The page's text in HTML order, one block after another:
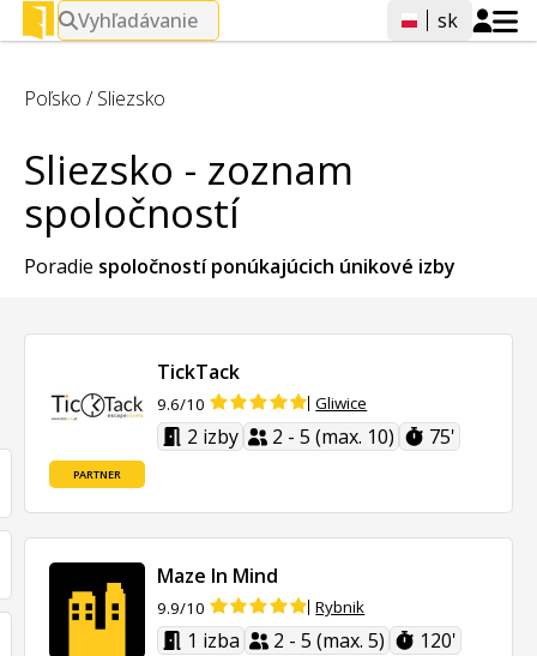
Vyhľadávanie sk
Poľsko /Sliezsko
Sliezsko - zoznam
spoločností
Poradie spoločností ponúkajúcich únikové izby
PARTNER
TickTack
9.6/10 Gliwice
2 izby 2 - 5 (max. 10) 75'
Maze In Mind
9.9/10 Rybnik
1 izba 2 - 5 (max. 5) 120'